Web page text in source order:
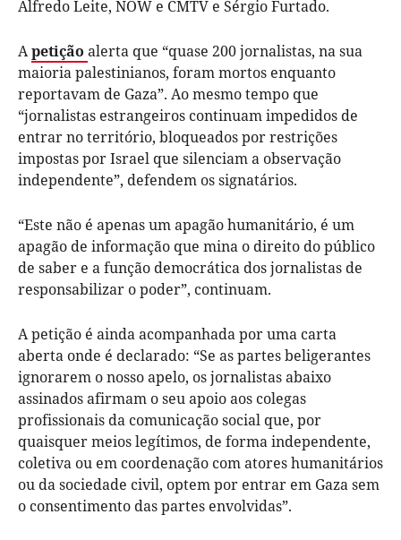
Alfredo Leite, NOW e CMTV e Sérgio Furtado.
Apetição alerta que “quase 200 jornalistas, na sua
maioria palestinianos, foram mortos enquanto
reportavam de Gaza”. Ao mesmo tempo que
“jornalistas estrangeiros continuam impedidos de
entrar no território, bloqueados por restrições
impostas por Israel que silenciam a observação
independente”, defendem os signatários.
“Este não é apenas um apagão humanitário, é um
apagão de informação que mina o direito do público
de saber e a função democrática dos jornalistas de
responsabilizar o poder”, continuam.
A petição é ainda acompanhada por uma carta
aberta onde é declarado: “Se as partes beligerantes
ignorarem o nosso apelo, os jornalistas abaixo
assinados afirmam o seu apoio aos colegas
profissionais da comunicação social que, por
quaisquer meios legítimos, de forma independente,
coletiva ou em coordenação com atores humanitários
ou da sociedade civil, optem por entrar em Gaza sem
o consentimento das partes envolvidas”.